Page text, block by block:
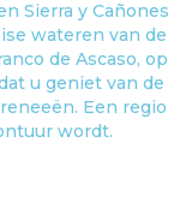
Sierra y Cañones
wateren van de
de Ascaso, op
u geniet van de
Een regio
wordt.